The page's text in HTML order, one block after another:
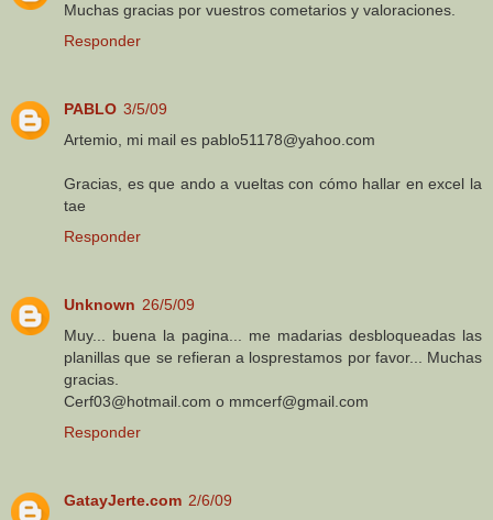
Muchas gracias por vuestros cometarios y valoraciones.
Responder
PABLO 3/5/09
Artemio, mi mail es pablo51178@yahoo.com
Gracias, es que ando a vueltas con cómo hallar en excel la
tae
Responder
Unknown 26/5/09
Muy... buena la pagina... me madarias desbloqueadas las
planillas que se refieran a losprestamos por favor... Muchas
gracias.
Cerf03@hotmail.com o mmcerf@gmail.com
Responder
GatayJerte.com 2/6/09